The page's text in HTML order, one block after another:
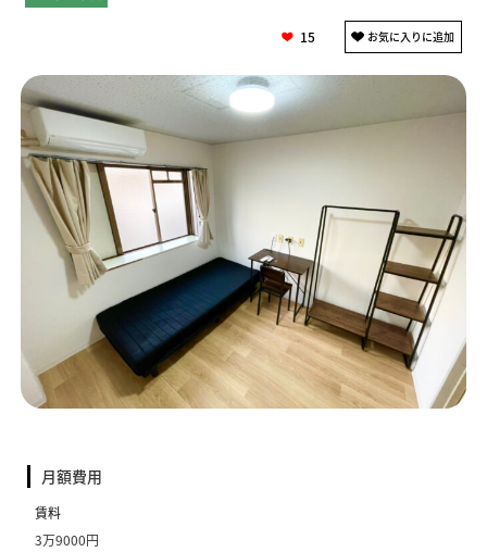
15
月額費用
賃料
3万9000円